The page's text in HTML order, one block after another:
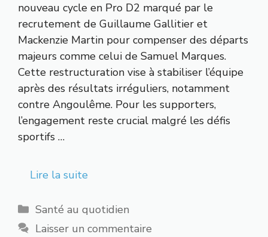
nouveau cycle en Pro D2 marqué par le
recrutement de Guillaume Gallitier et
Mackenzie Martin pour compenser des départs
majeurs comme celui de Samuel Marques.
Cette restructuration vise à stabiliser l’équipe
après des résultats irréguliers, notamment
contre Angoulême. Pour les supporters,
l’engagement reste crucial malgré les défis
sportifs …
Lire la suite
Catégories
Santé au quotidien
Laisser un commentaire